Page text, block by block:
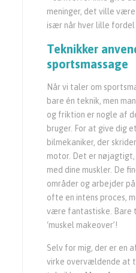
meninger, det ville
især når hver lille
Teknikker
sportsmassage
Når vi taler om
bare én teknik, men
og friktion er nogle af
bruger. For at give dig
bilmekaniker, der
motor. Det er nøjagtigt,
med dine muskler. De
områder og arbejder
ofte en intens proces,
være fantastiske. Bare
‘muskel makeover’!
Selv for mig, der er en
virke overvældende at